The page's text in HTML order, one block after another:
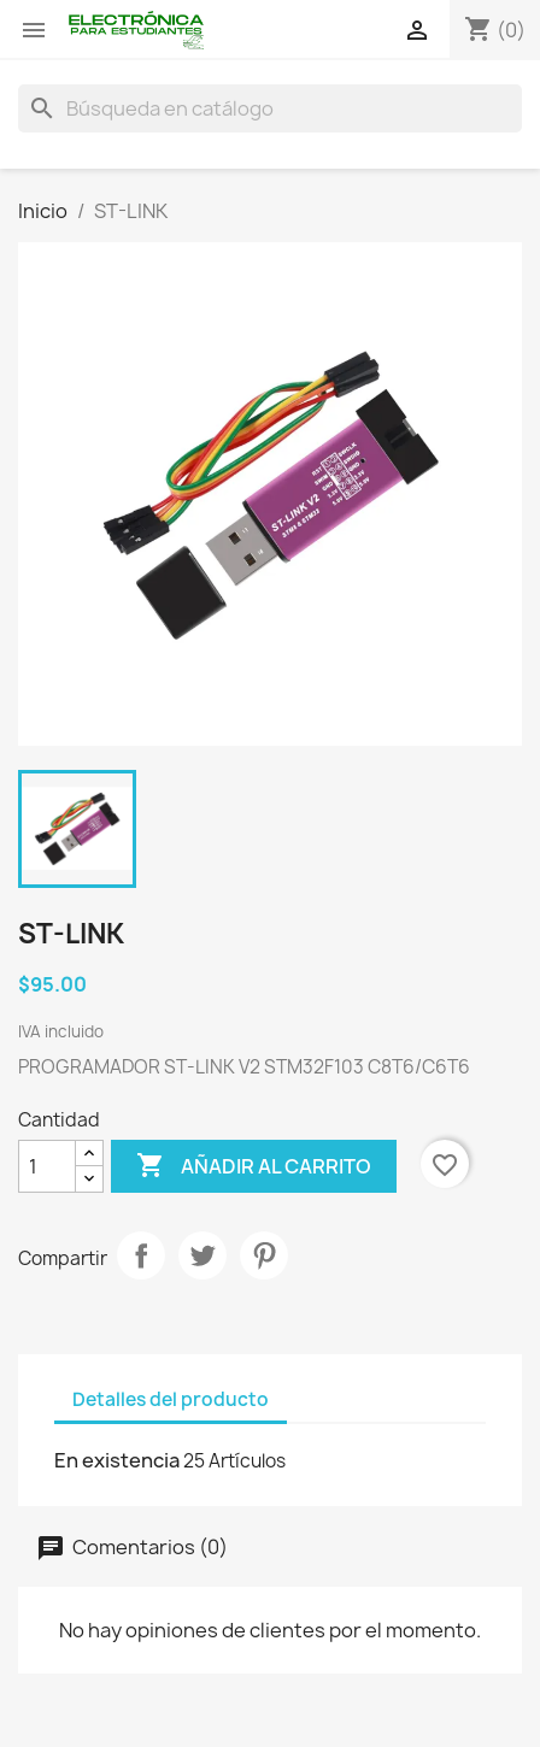
 shopping_cart (0)

search
Inicio ST-LINK
ST-LINK
$95.00
IVA incluido
PROGRAMADOR ST-LINK V2 STM32F103 C8T6/C6T6
Cantidad
 AÑADIR AL CARRITO favorite_border
Compartir
Detalles del producto
En existencia25 Artículos
Comentarios (0)
No hay opiniones de clientes por el momento.